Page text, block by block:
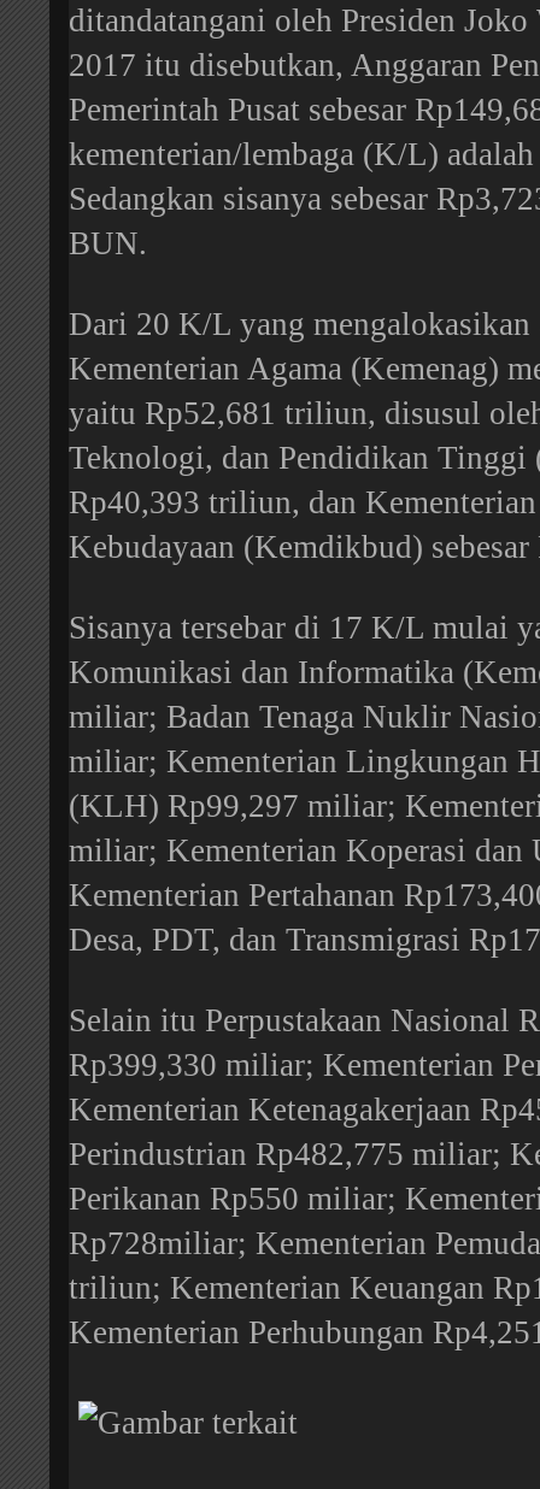
ditandatangani oleh Presiden
2017 itu disebutkan, Anggaran
Pemerintah Pusat sebesar
kementerian/lembaga (K/L)
Sedangkan sisanya sebesar
BUN.
Dari 20 K/L yang mengalokasikan
Kementerian Agama (Kemenag)
yaitu Rp52,681 triliun, disusul
Teknologi, dan Pendidikan Tinggi
Rp40,393 triliun, dan
Kebudayaan (Kemdikbud)
Sisanya tersebar di 17 K/L mulai
Komunikasi dan Informatika
miliar; Badan Tenaga Nuklir
miliar; Kementerian Lingkungan
(KLH) Rp99,297 miliar;
miliar; Kementerian Koperasi
Kementerian Pertahanan
Desa, PDT, dan Transmigrasi
Selain itu Perpustakaan Nasional
Rp399,330 miliar; Kementerian
Kementerian Ketenagakerjaan
Perindustrian Rp482,775 miliar;
Perikanan Rp550 miliar;
Rp728miliar; Kementerian
triliun; Kementerian Keuangan
Kementerian Perhubungan